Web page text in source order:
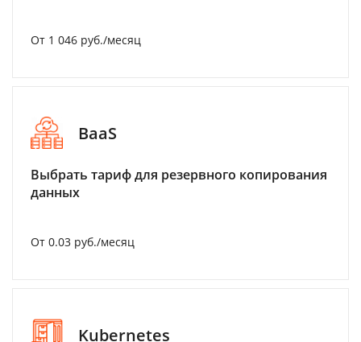
От 1 046 руб./месяц
BaaS
Выбрать тариф для резервного копирования
данных
От 0.03 руб./месяц
Kubernetes